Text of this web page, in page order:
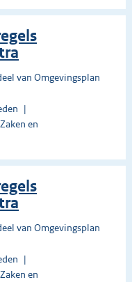
van Omgevingsplan
en
van Omgevingsplan
en